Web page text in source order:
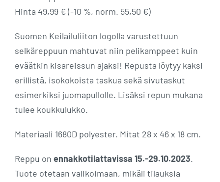
Hinta 49,99 € (-10 %, norm. 55,50 €)
Suomen Keilailuliiton logolla varustettuun
selkäreppuun mahtuvat niin pelikamppeet kuin
eväätkin kisareissun ajaksi! Repusta löytyy kaksi
erillistä, isokokoista taskua sekä sivutaskut
esimerkiksi juomapullolle. Lisäksi repun mukana
tulee koukkulukko.
Materiaali 1680D polyester. Mitat 28 x 46 x 18 cm.
Reppu on ennakkotilattavissa 15.-29.10.2023.
Tuote otetaan valikoimaan, mikäli tilauksia